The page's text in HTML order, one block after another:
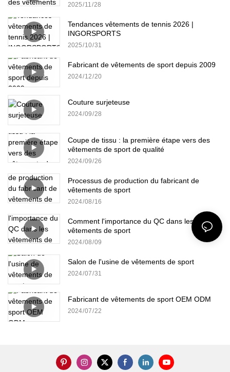
2025 11 28
Tendances vêtements de tennis 2026 |
INGORSPORTS
2025 10 31
Fabricant de vêtements de sport depuis 2009
2024 12 20
Couture surjeteuse
2024 09 28
Coupe de tissu : la première étape vers des
vêtements de sport de qualité
2024 09 26
Processus de production du fabricant de
vêtements de sport
2024 08 16
Comment l'importance du QC dans les
vêtements de sport
2024 08 09
Salon de l'usine de vêtements de sport
2024 07 31
Fabricant de vêtements de sport OEM ODM
2024 07 22